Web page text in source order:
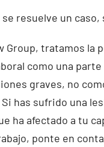
se resuelve un caso,
Group, tratamos la
como una
graves, no
has sufrido una
ha afectado a tu
ponte en